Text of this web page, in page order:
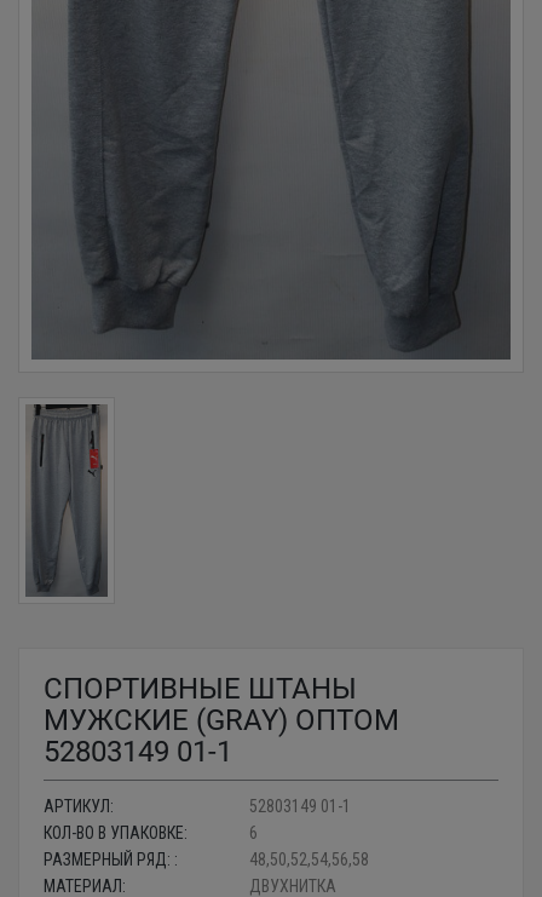
СПОРТИВНЫЕ ШТАНЫ
МУЖСКИЕ (GRAY) ОПТОМ
52803149 01-1
АРТИКУЛ:
52803149 01-1
КОЛ-ВО В УПАКОВКЕ:
6
РАЗМЕРНЫЙ РЯД: :
48,50,52,54,56,58
МАТЕРИАЛ:
ДВУХНИТКА